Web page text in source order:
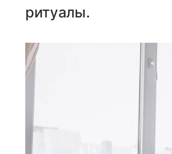
ритуалы.